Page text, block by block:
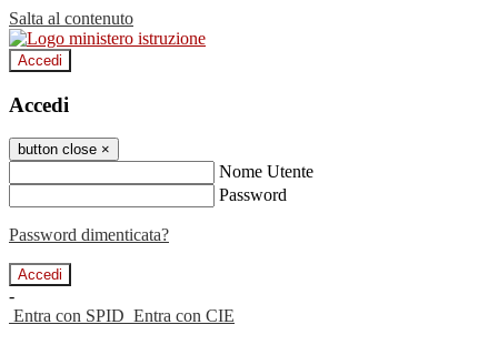
Salta al contenuto
Accedi
Accedi
button close ×
Nome Utente
Password
Password dimenticata?
-
Entra con SPID Entra con CIE